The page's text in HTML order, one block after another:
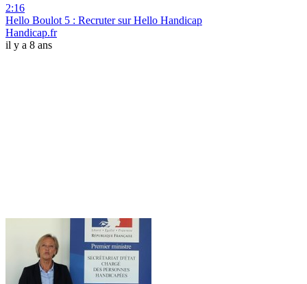
2:16
Hello Boulot 5 : Recruter sur Hello Handicap
Handicap.fr
il y a 8 ans